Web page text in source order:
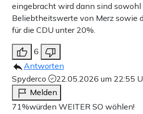
eingebracht wird dann sind sowohl
Beliebtheitswerte von Merz sowie
für die CDU unter 20%.
6
Antworten
Spyderco
22.05.2026 um 22:55
Melden
71%würden WEITER SO wählen!